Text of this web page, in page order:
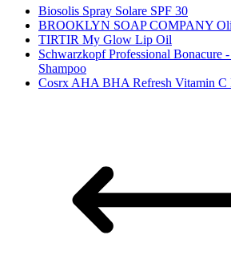
Biosolis Spray Solare SPF 30
BROOKLYN SOAP COMPANY
TIRTIR My Glow Lip Oil
Schwarzkopf Professional Bonacure
Shampoo
Cosrx AHA BHA Refresh Vitamin C